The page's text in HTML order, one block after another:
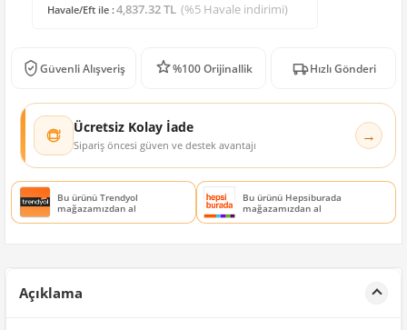
Havale/Eft ile :4,837.32 TL (%5 Havale indirimi)
Güvenli Alışveriş %100 Orijinallik Hızlı Gönderi
Ücretsiz Kolay İade
Sipariş öncesi güven ve destek avantajı →
Bu ürünü Trendyol
mağazamızdan al
Bu ürünü Hepsiburada
mağazamızdan al
Açıklama